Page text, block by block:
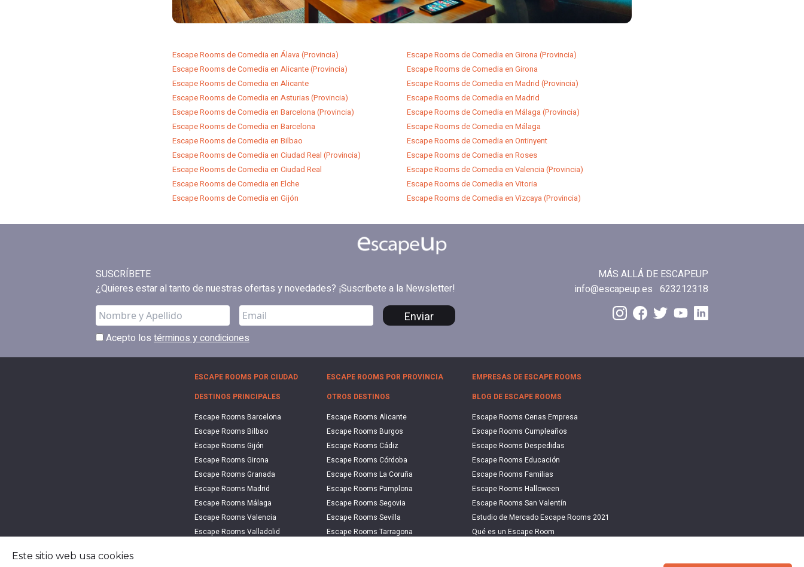
Escape Rooms de Comedia en Álava (Provincia)
Escape Rooms de Comedia en Alicante (Provincia)
Escape Rooms de Comedia en Alicante
Escape Rooms de Comedia en Asturias (Provincia)
Escape Rooms de Comedia en Barcelona (Provincia)
Escape Rooms de Comedia en Barcelona
Escape Rooms de Comedia en Bilbao
Escape Rooms de Comedia en Ciudad Real (Provincia)
Escape Rooms de Comedia en Ciudad Real
Escape Rooms de Comedia en Elche
Escape Rooms de Comedia en Gijón
Escape Rooms de Comedia en Girona (Provincia)
Escape Rooms de Comedia en Girona
Escape Rooms de Comedia en Madrid (Provincia)
Escape Rooms de Comedia en Madrid
Escape Rooms de Comedia en Málaga (Provincia)
Escape Rooms de Comedia en Málaga
Escape Rooms de Comedia en Ontinyent
Escape Rooms de Comedia en Roses
Escape Rooms de Comedia en Valencia (Provincia)
Escape Rooms de Comedia en Vitoria
Escape Rooms de Comedia en Vizcaya (Provincia)
SUSCRÍBETE
¿Quieres estar al tanto de nuestras ofertas y novedades? ¡Suscríbete a la Newsletter!
Enviar
Acepto los términos y condiciones
MÁS ALLÁ DE ESCAPEUP
info@escapeup.es 623212318
ESCAPE ROOMS POR CIUDAD
DESTINOS PRINCIPALES
Escape Rooms Barcelona
Escape Rooms Bilbao
Escape Rooms Gijón
Escape Rooms Girona
Escape Rooms Granada
Escape Rooms Madrid
Escape Rooms Málaga
Escape Rooms Valencia
Escape Rooms Valladolid
ESCAPE ROOMS POR PROVINCIA
OTROS DESTINOS
Escape Rooms Alicante
Escape Rooms Burgos
Escape Rooms Cádiz
Escape Rooms Córdoba
Escape Rooms La Coruña
Escape Rooms Pamplona
Escape Rooms Segovia
Escape Rooms Sevilla
Escape Rooms Tarragona
EMPRESAS DE ESCAPE ROOMS
BLOG DE ESCAPE ROOMS
Escape Rooms Cenas Empresa
Escape Rooms Cumpleaños
Escape Rooms Despedidas
Escape Rooms Educación
Escape Rooms Familias
Escape Rooms Halloween
Escape Rooms San Valentín
Estudio de Mercado Escape Rooms 2021
Qué es un Escape Room
Este sitio web usa cookies